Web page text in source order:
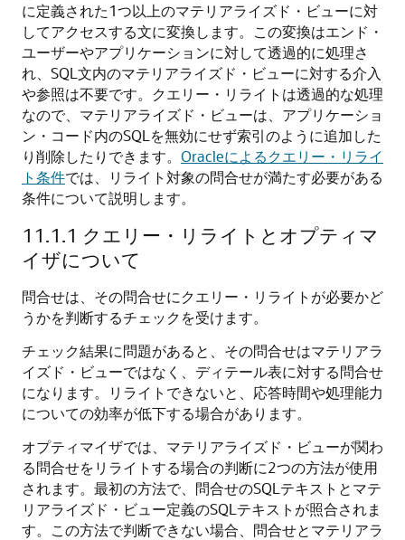
に定義された1つ以上のマテリアライズド・ビューに対
してアクセスする文に変換します。この変換はエンド・
ユーザーやアプリケーションに対して透過的に処理さ
れ、SQL文内のマテリアライズド・ビューに対する介入
や参照は不要です。クエリー・リライトは透過的な処理
なので、マテリアライズド・ビューは、アプリケーショ
ン・コード内のSQLを無効にせず索引のように追加した
り削除したりできます。 Oracleによるクエリー・リライ
ト条件では、リライト対象の問合せが満たす必要がある
条件について説明します。
11.1.1 クエリー・リライトとオプティマ
イザについて
問合せは、その問合せにクエリー・リライトが必要かど
うかを判断するチェックを受けます。
チェック結果に問題があると、その問合せはマテリアラ
イズド・ビューではなく、ディテール表に対する問合せ
になります。リライトできないと、応答時間や処理能力
についての効率が低下する場合があります。
オプティマイザでは、マテリアライズド・ビューが関わ
る問合せをリライトする場合の判断に2つの方法が使用
されます。最初の方法で、問合せのSQLテキストとマテ
リアライズド・ビュー定義のSQLテキストが照合されま
す。この方法で判断できない場合、問合せとマテリアラ